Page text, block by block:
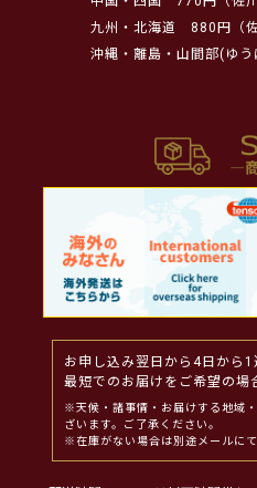
九州・北海道
880円（佐
沖縄・離島・山間部(ゆう
お申し込み翌日から4日から1
最短でのお届けをご希望の場
※天候・諸事情・お届けする地域
ざいます。ご了承ください。
※在庫がない場合は別途メールにて